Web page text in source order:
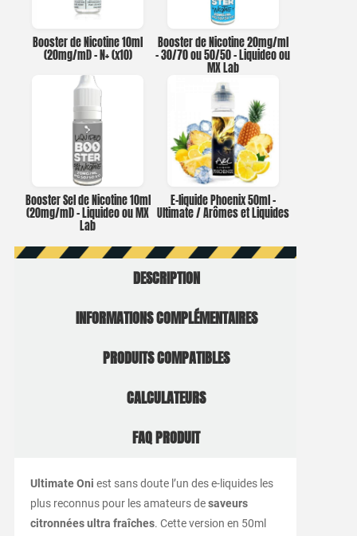
Booster de Nicotine 10ml
(20mg/ml) – N+ (x10)
Booster de Nicotine 20mg/ml
– 30/70 ou 50/50 – Liquideo ou
MX Lab
Booster Sel de Nicotine 10ml
(20mg/ml) – Liquideo ou MX
Lab
E-liquide Phoenix 50ml –
Ultimate / Arômes et Liquides
DESCRIPTION
INFORMATIONS COMPLÉMENTAIRES
PRODUITS COMPATIBLES
CALCULATEURS
FAQ PRODUIT
Ultimate Oni est sans doute l’un des e-liquides les
plus reconnus pour les amateurs desaveurs
citronnées ultra fraîches. Cette version en 50ml